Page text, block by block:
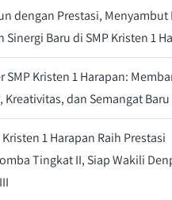
dengan Prestasi, Menyambut
Sinergi Baru di SMP Kristen 1
SMP Kristen 1 Harapan:
Kreativitas, dan Semangat Baru
1 Harapan Raih Prestasi
Tingkat II, Siap Wakili